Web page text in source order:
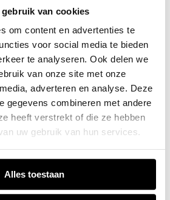
van cookies
om content en advertenties te
voor social media te bieden
te analyseren. Ook delen we
van onze site met onze
adverteren en analyse. Deze
gegevens combineren met andere
heeft verstrekt of die ze hebben
uw gebruik van hun services.
Alles toestaan
-side exception has occurred while
(see the browser consolefor more
information).